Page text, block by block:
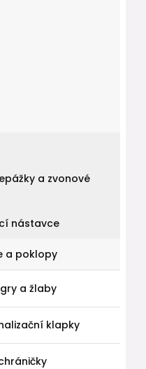
a zvonové
nástavce
a poklopy
a žlaby
klapky